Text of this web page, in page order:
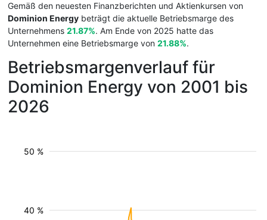
Gemäß den neuesten Finanzberichten und Aktienkursen von
Dominion Energy beträgt die aktuelle Betriebsmarge des
Unternehmens 21.87%. Am Ende von 2025 hatte das
Unternehmen eine Betriebsmarge von 21.88%.
Betriebsmargenverlauf für
Dominion Energy von 2001 bis
2026
40 %
50 %